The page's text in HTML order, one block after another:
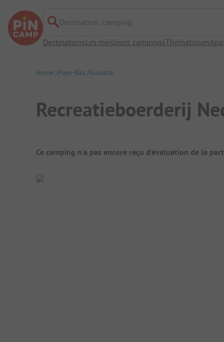
Destination, camping
DestinationsLes meilleurs campingsThématiquesApp
Home Pays-Bas Gueldre
Recreatieboerderij
Aperçu du camping
Ce camping n'a pas encore reçu d'évaluation de la